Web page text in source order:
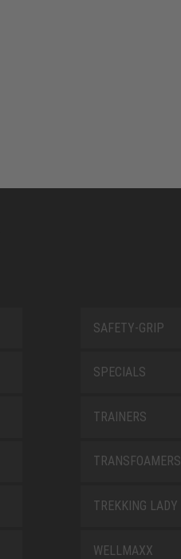
SAFETY-GRIP
SPECIALS
TRAINERS
TRANSFOAMERS
TREKKING LADY
WELLMAXX